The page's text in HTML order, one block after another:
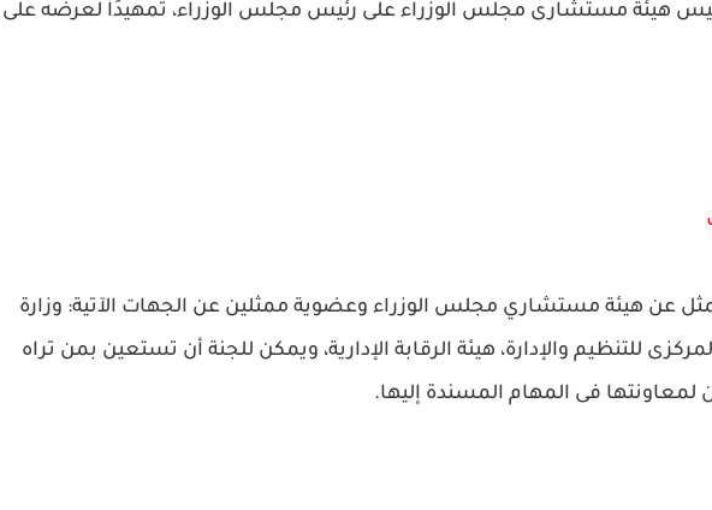
هيئة مستشارى مجلس الوزراء على رئيس مجلس الوزراء، تمهيدًا لعرضه على
عن هيئة مستشاري مجلس الوزراء وعضوية ممثلين عن الجهات الآتية: وزارة
المركزى للتنظيم والإدارة، هيئة الرقابة الإدارية، ويمكن للجنة أن تستعين بمن تراه
فى المهام المسندة إليها.